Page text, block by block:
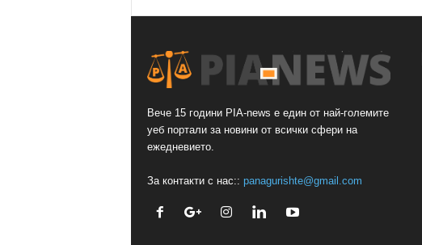
Вече 15 години PIA-news е един от най-големите
уеб портали за новини от всички сфери на
ежедневието.
За контакти с нас:: panagurishte@gmail.com